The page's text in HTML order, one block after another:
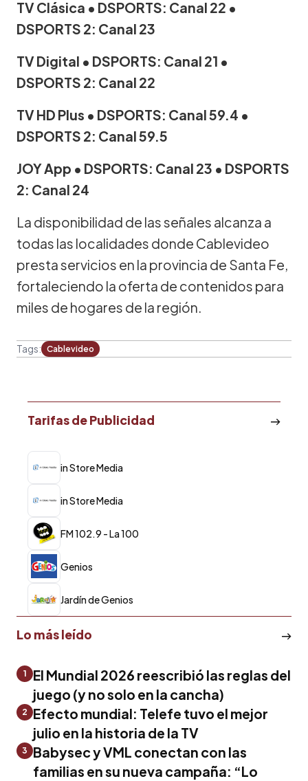
TV Clásica • DSPORTS: Canal 22 •
DSPORTS 2: Canal 23
TV Digital • DSPORTS: Canal 21 •
DSPORTS 2: Canal 22
TV HD Plus • DSPORTS: Canal 59.4 •
DSPORTS 2: Canal 59.5
JOY App • DSPORTS: Canal 23 • DSPORTS
2: Canal 24
La disponibilidad de las señales alcanza a
todas las localidades donde Cablevideo
presta servicios en la provincia de Santa Fe,
fortaleciendo la oferta de contenidos para
miles de hogares de la región.
Tags: Cablevideo
Tarifas de Publicidad
in Store Media
in Store Media
FM 102.9 - La 100
Genios
Jardín de Genios
Lo más leído
1
El Mundial 2026 reescribió las reglas del
juego (y no solo en la cancha)
2
Efecto mundial: Telefe tuvo el mejor
julio en la historia de la TV
3
Babysec y VML conectan con las
familias en su nueva campaña: “Lo